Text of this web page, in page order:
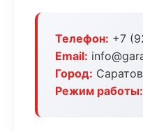
Телефон: +7
Email:
Город: Саратов
Режим работы: